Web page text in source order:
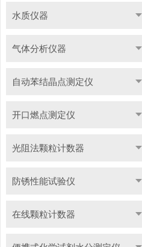
水质仪器
气体分析仪器
自动苯结晶点测定仪
开口燃点测定仪
光阻法颗粒计数器
防锈性能试验仪
在线颗粒计数器